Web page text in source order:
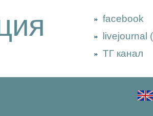
facebook
livejournal
ТГ канал